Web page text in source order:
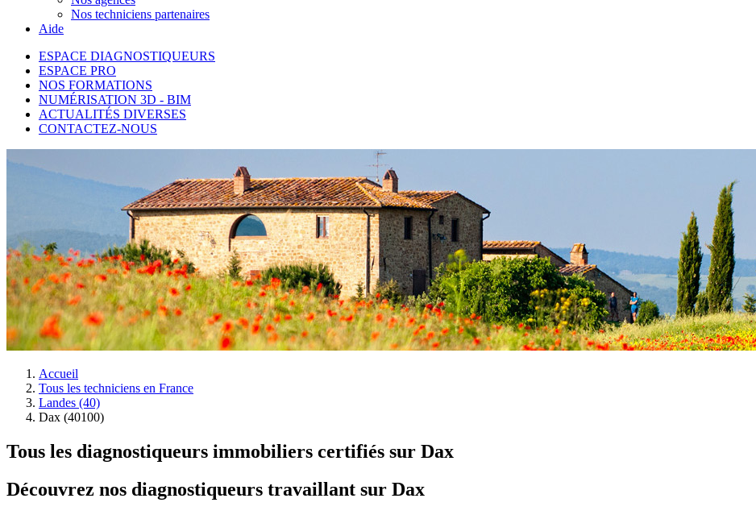
Nos techniciens partenaires
Aide
ESPACE DIAGNOSTIQUEURS
ESPACE PRO
NOS FORMATIONS
NUMÉRISATION 3D - BIM
ACTUALITÉS DIVERSES
CONTACTEZ-NOUS
Accueil
Tous les techniciens en France
Landes (40)
Dax (40100)
Tous les diagnostiqueurs immobiliers certifiés sur Dax
Découvrez nos diagnostiqueurs travaillant sur Dax